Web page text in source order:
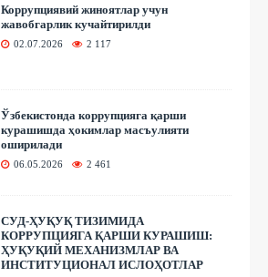
Коррупциявий жиноятлар учун
жавобгарлик кучайтирилди
02.07.2026 2 117
Ўзбекистонда коррупцияга қарши
курашишда ҳокимлар масъулияти
оширилади
06.05.2026 2 461
СУД-ҲУҚУҚ ТИЗИМИДА
КОРРУПЦИЯГА ҚАРШИ КУРАШИШ:
ҲУҚУҚИЙ МЕХАНИЗМЛАР ВА
ИНСТИТУЦИОНАЛ ИСЛОҲОТЛАР